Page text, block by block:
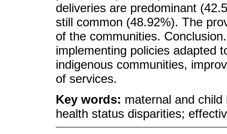
deliveries are predominant
still common (48.92%). The
of the communities.
implementing policies adapted
indigenous communities,
of services.
Key words: maternal and
health status disparities;